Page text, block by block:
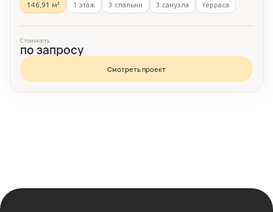
146,91 м² 1 этаж 3 спальни 3 санузла терраса
Стоимость
по запросу
Смотреть проект